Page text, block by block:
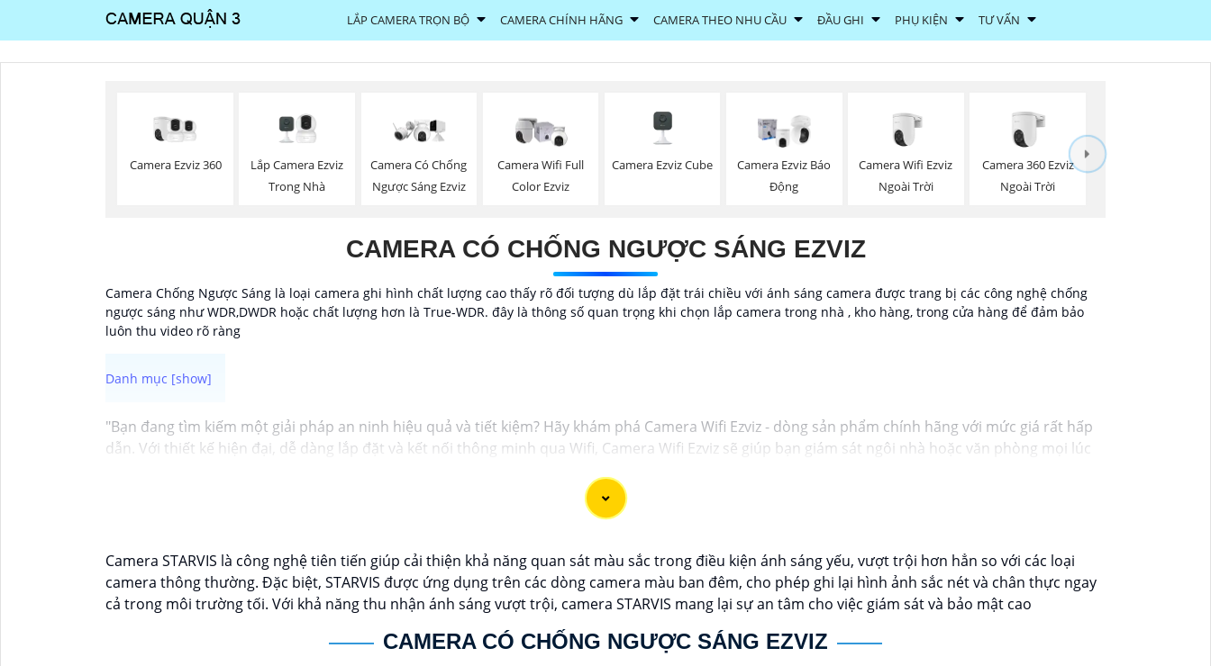
LẮP CAMERA TRỌN BỘ CAMERA CHÍNH HÃNG CAMERA THEO NHU CẦU ĐẦU GHI PHỤ KIỆN TƯ VẤN
Camera Ezviz 360
Lắp Camera Ezviz
Trong Nhà
Camera Có Chống
Ngược Sáng Ezviz
Camera Wifi Full
Color Ezviz
Camera Ezviz Cube
Camera Ezviz Báo
Động
Camera Wifi Ezviz
Ngoài Trời
Camera 360 Ezviz
Ngoài Trời
CAMERA CÓ CHỐNG NGƯỢC SÁNG EZVIZ
Camera Chống Ngược Sáng là loại camera ghi hình chất lượng cao thấy rõ đối tượng dù lắp đặt trái chiều với ánh sáng camera được trang bị các công nghệ chống
ngược sáng như WDR,DWDR hoặc chất lượng hơn là True-WDR. đây là thông số quan trọng khi chọn lắp camera trong nhà , kho hàng, trong cửa hàng để đảm bảo
luôn thu video rõ ràng
"Bạn đang tìm kiếm một giải pháp an ninh hiệu quả và tiết kiệm? Hãy khám phá Camera Wifi Ezviz - dòng sản phẩm chính hãng với mức giá rất hấp
dẫn. Với thiết kế hiện đại, dễ dàng lắp đặt và kết nối thông minh qua Wifi, Camera Wifi Ezviz sẽ giúp bạn giám sát ngôi nhà hoặc văn phòng mọi lúc
Không chỉ vậy, sản phẩm cũng mang lại chất lượng hình ảnh sắc nét và độ phân giải cao, cho phép bạn theo dõi mọi hoạt động một cách dễ dàng.
Đừng bỏ lỡ cơ hội sở hữu Camera Wifi Ezviz giá rẻ chính hãng để bảo vệ tài sản và gia đình của bạn ngay hôm nay!"
Camera STARVIS là công nghệ tiên tiến giúp cải thiện khả năng quan sát màu sắc trong điều kiện ánh sáng yếu, vượt trội hơn hẳn so với các loại
camera thông thường. Đặc biệt, STARVIS được ứng dụng trên các dòng camera màu ban đêm, cho phép ghi lại hình ảnh sắc nét và chân thực ngay
cả trong môi trường tối. Với khả năng thu nhận ánh sáng vượt trội, camera STARVIS mang lại sự an tâm cho việc giám sát và bảo mật cao
CAMERA CÓ CHỐNG NGƯỢC SÁNG EZVIZ